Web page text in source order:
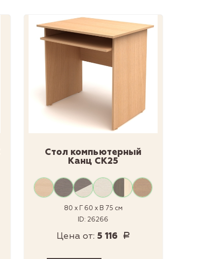
Стол компьютерный
Канц СК25
80 x Г 60 x В 75 см
ID: 26266
Цена от: 5 116 Р